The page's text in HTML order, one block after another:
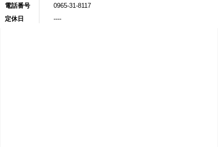
電話番号
0965-31-8117
定休日
----